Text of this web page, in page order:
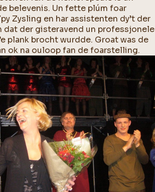
belevenis. Un fette plúm foar
Zysling en har assistenten dy’t der
dat der gisteravend un professjonele
plank brocht wurdde. Groat was de
ok na ouloop fan de foarstelling.